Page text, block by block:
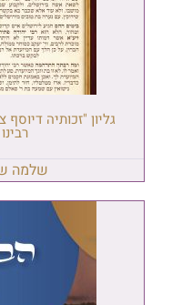
גליון "זכותיה
שלמה